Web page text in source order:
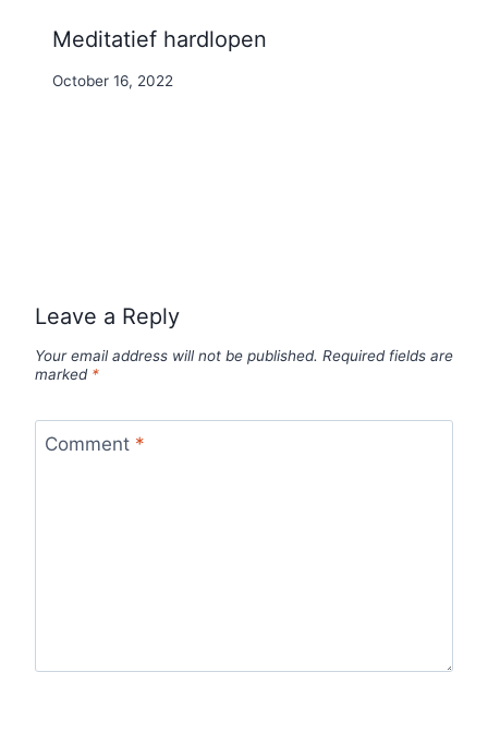
Meditatief hardlopen
By
October 16, 2022
Leave a Reply
Your email address will not be published. Required fields are
marked *
Comment *